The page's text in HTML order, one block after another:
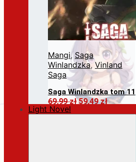
Mangi, Saga
Winlandzka, Vinland
Saga
Saga Winlandzka tom 11
69,99złPierwotna
59,49złAktualna
Dodaj do koszyka
Light Novel